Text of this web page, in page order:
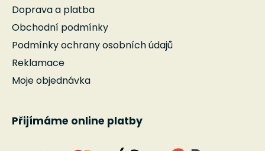
Doprava a platba
Obchodní podmínky
Podmínky ochrany osobních údajů
Reklamace
Moje objednávka
Přijímáme online platby